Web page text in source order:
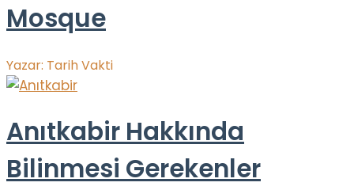
Mosque
Yazar: Tarih Vakti
Anıtkabir Hakkında
Bilinmesi Gerekenler